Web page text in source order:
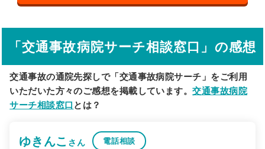
その他の検索方法
駅から探す 院名から探す
「交通事故病院サーチ相談窓口」の感想
交通事故の通院先探しで「交通事故病院サーチ」をご利用
いただいた方々のご感想を掲載しています。交通事故病院
サーチ相談窓口 とは？
ゆきんこ さん 電話相談